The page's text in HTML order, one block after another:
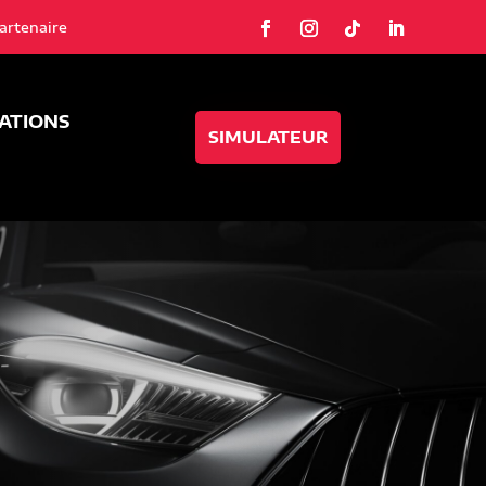
SIMULATEUR